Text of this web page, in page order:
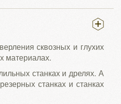
сквозных и глухих
материалах.
станках и дрелях. А
станках и станках